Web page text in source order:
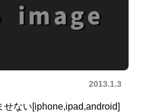
2013.1.3
せない[iphone,ipad,android]